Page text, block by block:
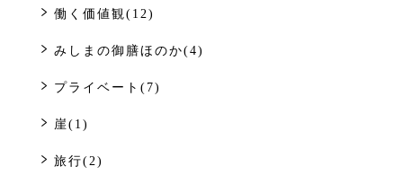
働く価値観(12)
みしまの御膳ほのか(4)
プライベート(7)
崖(1)
旅行(2)